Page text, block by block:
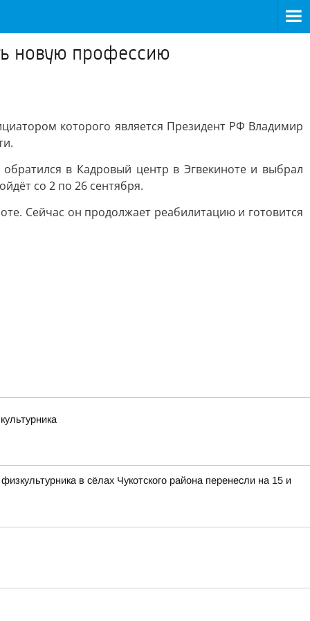
новую профессию
которого является Президент РФ Владимир
в Кадровый центр в Эгвекиноте и выбрал
со 2 по 26 сентября.
Сейчас он продолжает реабилитацию и готовится
в сёлах Чукотского района перенесли на 15 и